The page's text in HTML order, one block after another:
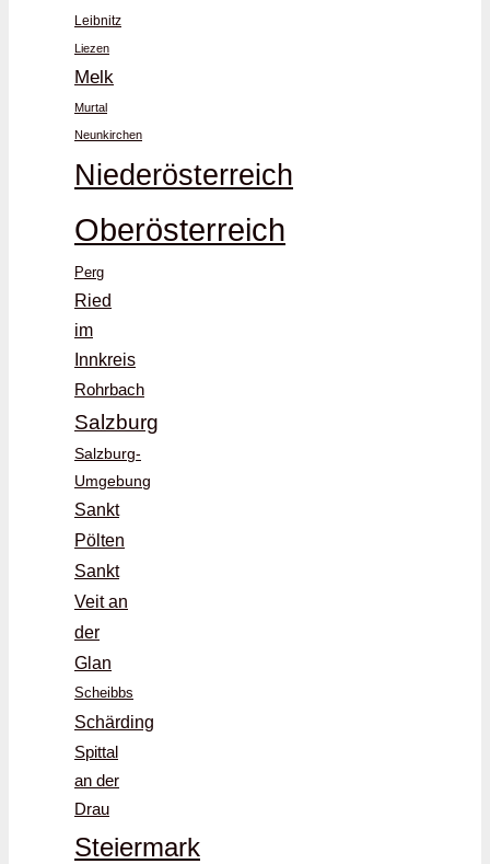
Leibnitz
Liezen
Melk
Murtal
Neunkirchen
Niederösterreich
Oberösterreich
Perg
Ried
im
Innkreis
Rohrbach
Salzburg
Salzburg-
Umgebung
Sankt
Pölten
Sankt
Veit an
der
Glan
Scheibbs
Schärding
Spittal
an der
Drau
Steiermark